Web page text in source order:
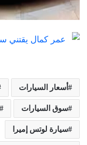
أسعار السيارات
سوق السيارات
سيارة لوتس إميرا